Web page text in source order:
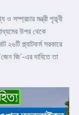
ও সম্প্রচার মন্ত্রী পৃত্থ্বী
উপর থেকে
২৬টি প্ল্যাটফর্ম সরকারে
জি’-এর দাবিতে তা